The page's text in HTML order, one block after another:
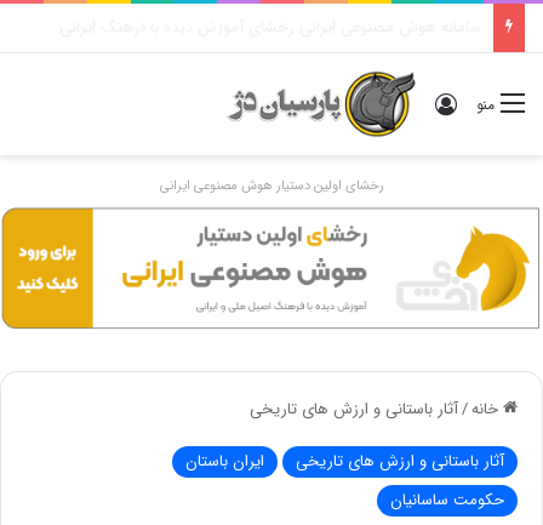
منو ورود
رخشای اولین دستیار هوش مصنوعی ایرانی
خانه/آثار باستانی و ارزش های تاریخی
آثار باستانی و ارزش های تاریخی
ایران باستان
حکومت ساسانیان